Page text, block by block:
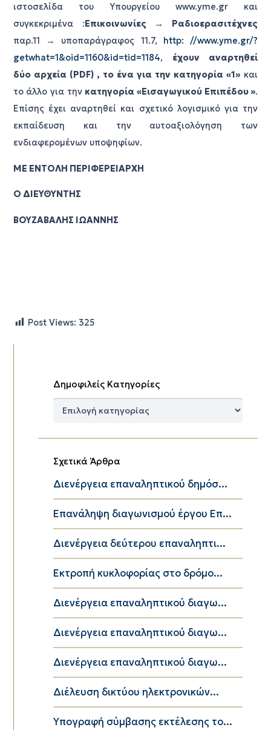
ιστοσελίδα του Υπουργείου www.yme.gr και
συγκεκριμένα :Επικοινωνίες → Ραδιοερασιτέχνες
παρ.11 → υποπαράγραφος 11.7, http: //www.yme.gr/?
getwhat=1&oid=1160&id=tid=1184, έχουν αναρτηθεί
δύο αρχεία (PDF) , το ένα για την κατηγορία «1» και
το άλλο για την κατηγορία «Εισαγωγικού Επιπέδου ».
Επίσης έχει αναρτηθεί και σχετικό λογισμικό για την
εκπαίδευση και την αυτοαξιολόγηση των
ενδιαφερομένων υποψηφίων.
ΜΕ ΕΝΤΟΛΗ ΠΕΡΙΦΕΡΕΙΑΡΧΗ
Ο ΔΙΕΥΘΥΝΤΗΣ
ΒΟΥΖΑΒΑΛΗΣ ΙΩΑΝΝΗΣ
Post Views: 325
Δημοφιλείς Κατηγορίες
Δημοφιλείς
Σχετικά Άρθρα
Διενέργεια επαναληπτικού δημόσ...
Επανάληψη διαγωνισμού έργου Επ...
Διενέργεια δεύτερου επαναληπτι...
Εκτροπή κυκλοφορίας στο δρόμο...
Διενέργεια επαναληπτικού διαγω...
Διενέργεια επαναληπτικού διαγω...
Διενέργεια επαναληπτικού διαγω...
Διέλευση δικτύου ηλεκτρονικών...
Υπογραφή σύμβασης εκτέλεσης το...